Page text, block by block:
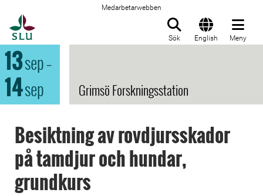
Medarbetarwebben
Sök English Meny
13sep–
14sep Grimsö Forskningsstation
Besiktning av rovdjursskador
på tamdjur och hundar,
grundkurs